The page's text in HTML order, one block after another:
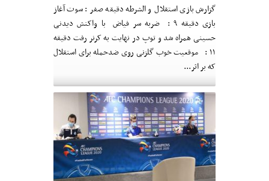
گزارش بازی استقلال و الشرطه دقیقه صفر : سوت آغاز
بازی دقیقه ۹ : ضربه سر فیاض با واکنش دیدنی
حسینی همراه شد و توپ در نهایت به کرنر رفت دقیقه
۱۱ : موقعیت خوب گلزنی روی ضدحمله برای استقلال
که بر اثر...